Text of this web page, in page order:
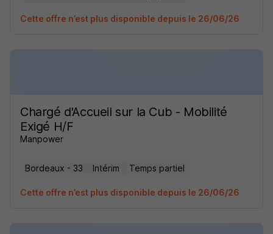
Cette offre n’est plus disponible depuis le 26/06/26
Chargé d'Accueil sur la Cub - Mobilité
Exigé H/F
Manpower
Bordeaux - 33 Intérim Temps partiel
Cette offre n’est plus disponible depuis le 26/06/26